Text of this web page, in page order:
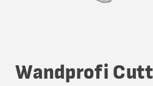
in
Modal
in
Wandprofi